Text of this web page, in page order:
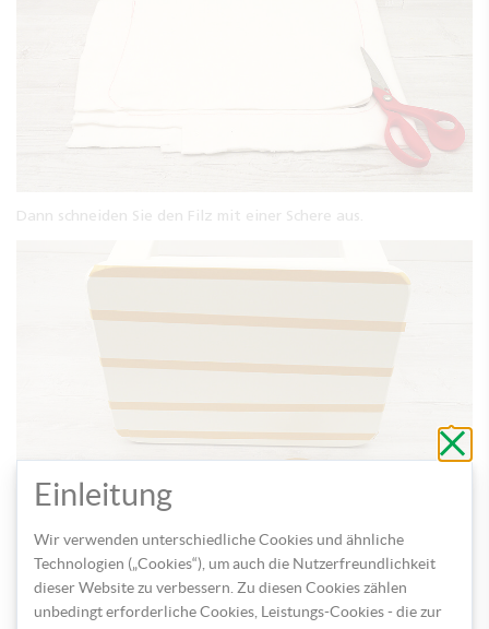
Dann schneiden Sie den Filz mit einer Schere aus.
Klebeband auf der Tischfläche fest.
ohne
zu
Einleitung
Wir verwenden unterschiedliche Cookies und ähnliche
Technologien („Cookies“), um auch die Nutzerfreundlichkeit
dieser Website zu verbessern. Zu diesen Cookies zählen
unbedingt erforderliche Cookies, Leistungs-Cookies - die zur